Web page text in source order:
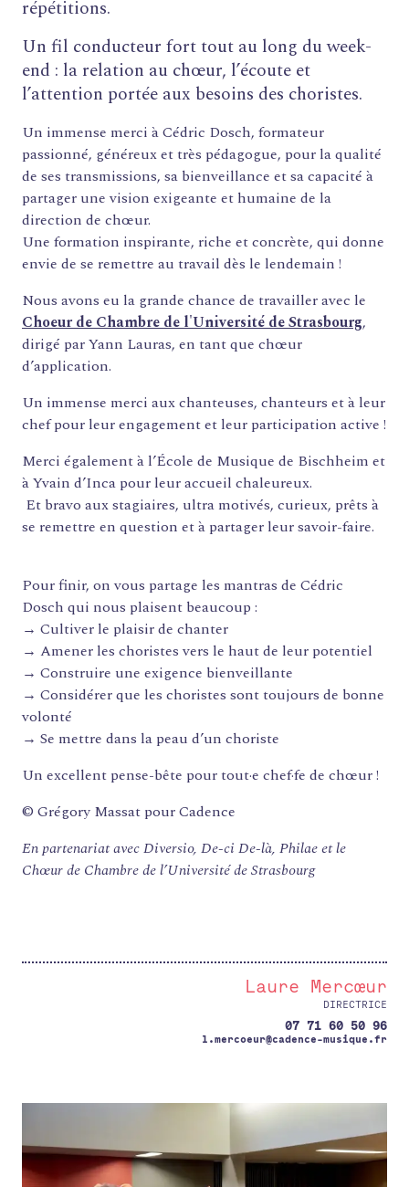
répétitions.
Un fil conducteur fort tout au long du week-
end : la relation au chœur, l’écoute et
l’attention portée aux besoins des choristes.
Un immense merci à Cédric Dosch, formateur
passionné, généreux et très pédagogue, pour la qualité
de ses transmissions, sa bienveillance et sa capacité à
partager une vision exigeante et humaine de la
direction de chœur.
Une formation inspirante, riche et concrète, qui donne
envie de se remettre au travail dès le lendemain !
Nous avons eu la grande chance de travailler avec le
Choeur de Chambre de l'Université de Strasbourg,
dirigé par Yann Lauras, en tant que chœur
d’application.
Un immense merci aux chanteuses, chanteurs et à leur
chef pour leur engagement et leur participation active !
Merci également à l’École de Musique de Bischheim et
à Yvain d’Inca pour leur accueil chaleureux.
Et bravo aux stagiaires, ultra motivés, curieux, prêts à
se remettre en question et à partager leur savoir-faire.
Pour finir, on vous partage les mantras de Cédric
Dosch qui nous plaisent beaucoup :
→ Cultiver le plaisir de chanter
→ Amener les choristes vers le haut de leur potentiel
→ Construire une exigence bienveillante
→ Considérer que les choristes sont toujours de bonne
volonté
→ Se mettre dans la peau d’un choriste
Un excellent pense-bête pour tout·e chef·fe de chœur !
© Grégory Massat pour Cadence
En partenariat avec Diversio, De-ci De-là, Philae et le
Chœur de Chambre de l’Université de Strasbourg
Laure Mercœur
DIRECTRICE
07 71 60 50 96
l.mercoeur@cadence-musique.fr
FORMATIONS
ATELIERS
RENCONTRES
RESSOURCES
CONTACT
ANNUAIRE
ESPACE MEMBRE